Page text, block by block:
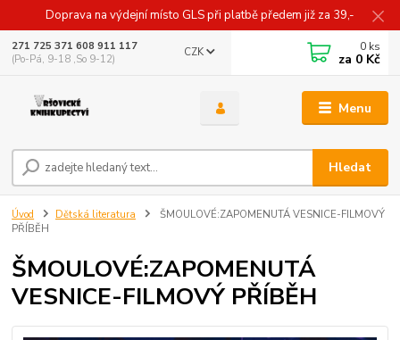
Doprava na výdejní místo GLS při platbě předem již za 39,-
Menu
CZK
Hledat
271 725 371 608 911 117
(Po-Pá, 9-18 ,So 9-12)
0 ks
za 0 Kč
Úvod Dětská literatura
ŠMOULOVÉ:ZAPOMENUTÁ VESNICE-FILMOVÝ
PŘÍBĚH
ŠMOULOVÉ:ZAPOMENUTÁ
VESNICE-FILMOVÝ PŘÍBĚH